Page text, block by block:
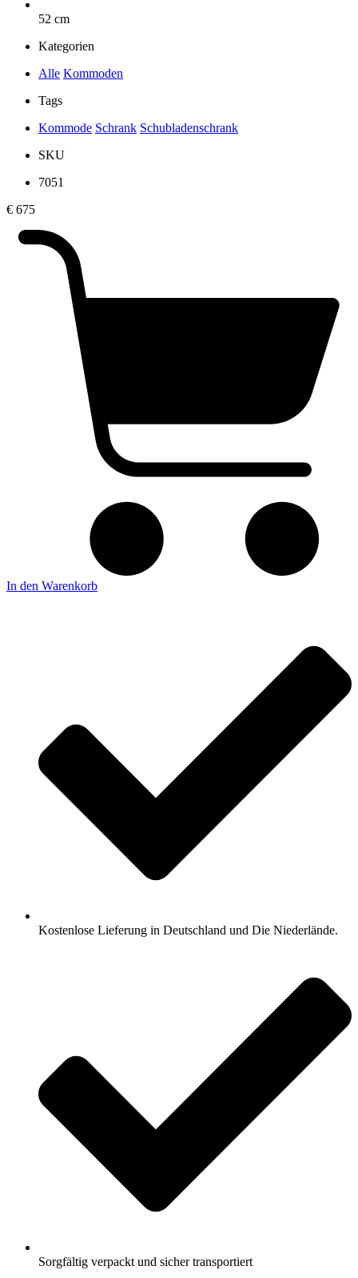
52 cm
Kategorien
Alle Kommoden
Tags
Kommode Schrank Schubladenschrank
SKU
7051
€ 675
In den Warenkorb
Kostenlose Lieferung in Deutschland und Die Niederlände.
Sorgfältig verpackt und sicher transportiert